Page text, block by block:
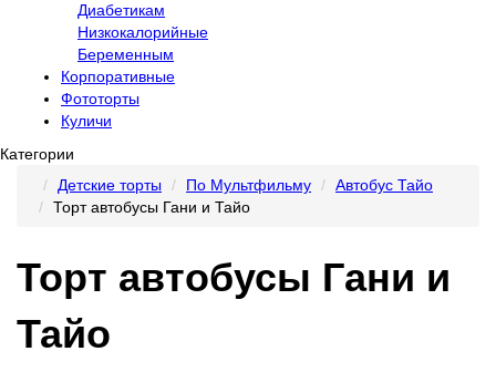
Диабетикам
Низкокалорийные
Беременным
Корпоративные
Фототорты
Куличи
Категории
Детские торты
По Мультфильму
Автобус Тайо
Торт автобусы Гани и Тайо
Торт автобусы Гани и
Тайо